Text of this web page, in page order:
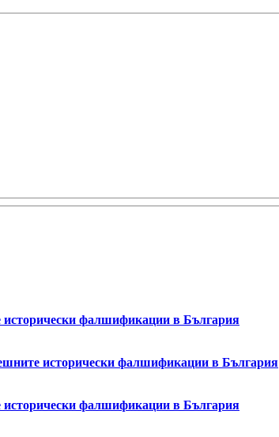
исторически фалшификации в България
исторически фалшификации в България
исторически фалшификации в България